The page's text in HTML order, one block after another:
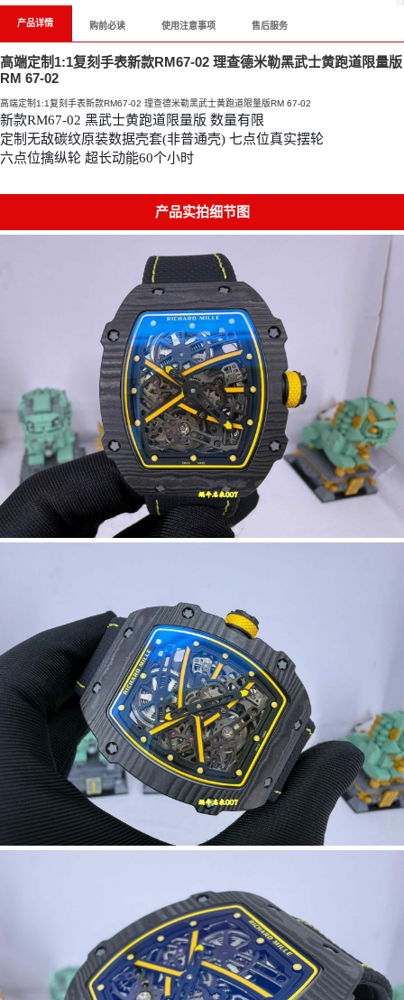
产品详情 购前必读 使用注意事项 售后服务
高端定制1:1复刻手表新款RM67-02 理查德米勒黑武士黄跑道限量版
RM 67-02
高端定制1:1复刻手表新款RM67-02 理查德米勒黑武士黄跑道限量版RM 67-02
新款RM67-02 黑武士黄跑道限量版 数量有限
定制无敌碳纹原装数据壳套(非普通壳) 七点位真实摆轮
六点位擒纵轮 超长动能60个小时
产品实拍细节图